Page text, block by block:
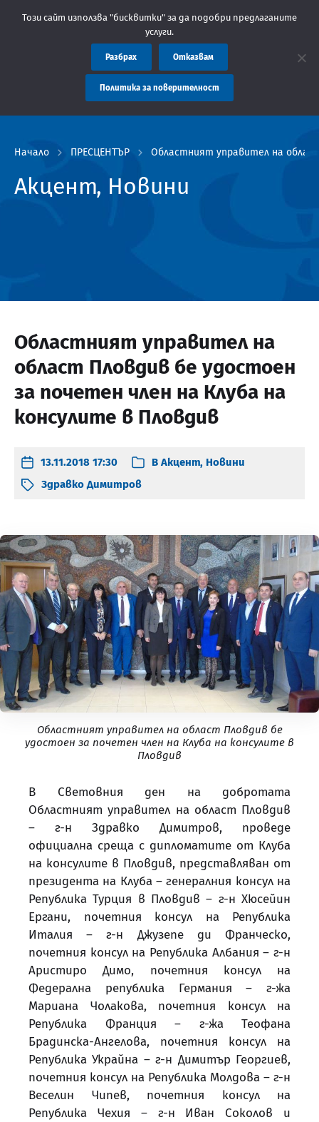
Областна администрация Пловдив препоръчва заплащането
Начало ПРЕСЦЕНТЪР Областният управител на
Акцент, Новини
Областният управител на
област Пловдив бе удостоен
за почетен член на Клуба на
консулите в Пловдив
13.11.2018 17:30 В Акцент, Новини
Здравко Димитров
Областният управител на област Пловдив бе
удостоен за почетен член на Клуба на консулите в
Пловдив
В Световния ден на добротата
Областният управител на област Пловдив
– г-н Здравко Димитров, проведе
официална среща с дипломатите от Клуба
на консулите в Пловдив, представляван от
президента на Клуба – генералния консул на
Република Турция в Пловдив – г-н Хюсейин
Ергани, почетния консул на Република
Италия – г-н Джузепе ди Франческо,
почетния консул на Република Албания – г-н
Аристиро Димо, почетния консул на
Федерална република Германия – г-жа
Мариана Чолакова, почетния консул на
Република Франция – г-жа Теофана
Брадинска-Ангелова, почетния консул на
Република Украйна – г-н Димитър Георгиев,
почетния консул на Република Молдова – г-н
Веселин Чипев, почетния консул на
Република Чехия – г-н Иван Соколов и
Този сайт използва "бисквитки" за да подобри предлаганите
услуги.
Разбрах Отказвам
Политика за поверителност